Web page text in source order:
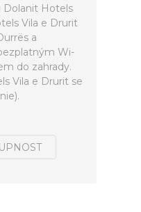
Dolanit Hotels
Vila e Drurit
a
Wi-
do zahrady.
Vila e Drurit se